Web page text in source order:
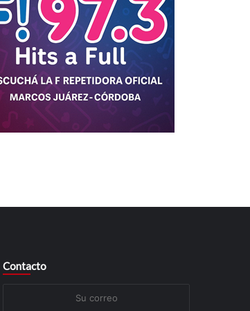
Contacto